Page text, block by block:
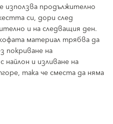
използва продължително
си, дори след
и на следващия ден.
материал трябва да
покриване на
и изливане на
така че сместа да няма